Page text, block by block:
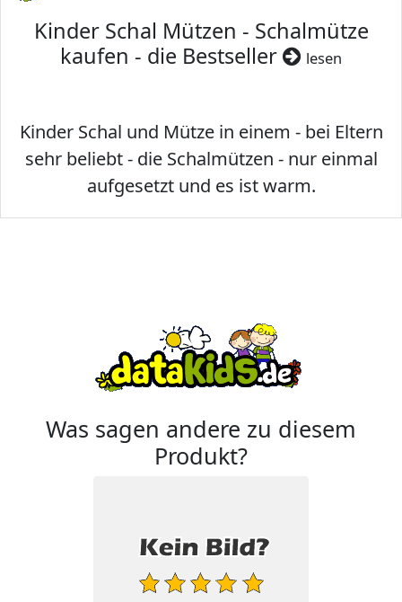
Kinder Schal Mützen - Schalmütze
kaufen - die Bestseller
lesen
Kinder Schal und Mütze in einem - bei Eltern
sehr beliebt - die Schalmützen - nur einmal
aufgesetzt und es ist warm.
Was sagen andere zu diesem
Produkt?